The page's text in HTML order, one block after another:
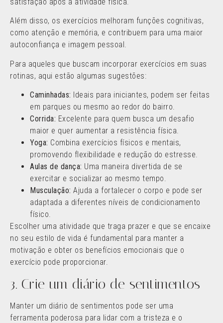
Além disso, os exercícios melhoram funções cognitivas,
como atenção e memória, e contribuem para uma maior
autoconfiança e imagem pessoal.
Para aqueles que buscam incorporar exercícios em suas
rotinas, aqui estão algumas sugestões:
Caminhadas: Ideais para iniciantes, podem ser feitas
em parques ou mesmo ao redor do bairro.
Corrida: Excelente para quem busca um desafio
maior e quer aumentar a resistência física.
Yoga: Combina exercícios físicos e mentais,
promovendo flexibilidade e redução do estresse.
Aulas de dança: Uma maneira divertida de se
exercitar e socializar ao mesmo tempo.
Musculação: Ajuda a fortalecer o corpo e pode ser
adaptada a diferentes níveis de condicionamento
físico.
Escolher uma atividade que traga prazer e que se encaixe
no seu estilo de vida é fundamental para manter a
motivação e obter os benefícios emocionais que o
exercício pode proporcionar.
3. Crie um diário de sentimentos
Manter um diário de sentimentos pode ser uma
ferramenta poderosa para lidar com a tristeza e o